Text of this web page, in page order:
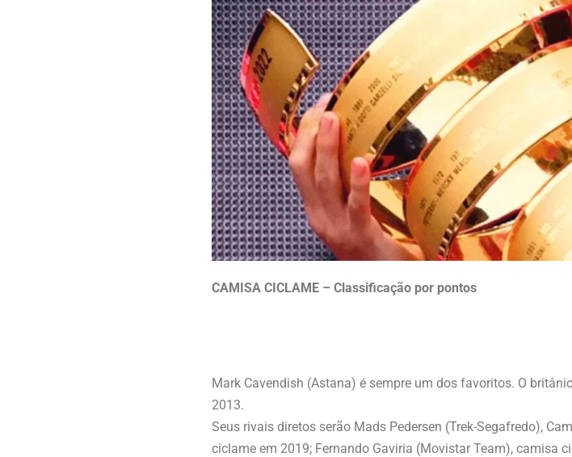
CAMISA CICLAME – Classificação por pontos
Mark Cavendish (Astana) é sempre um dos favoritos. O
2013.
Seus rivais diretos serão Mads Pedersen (Trek-Segafredo),
ciclame em 2019; Fernando Gaviria (Movistar Team), camisa